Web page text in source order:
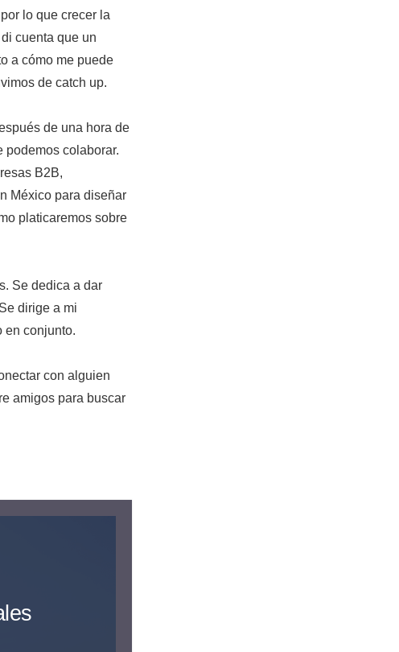
lo que crecer la
cuenta que un
a cómo me puede
de catch up.
de una hora de
podemos colaborar.
B2B,
México para diseñar
platicaremos sobre
Se dedica a dar
dirige a mi
en conjunto.
con alguien
amigos para buscar